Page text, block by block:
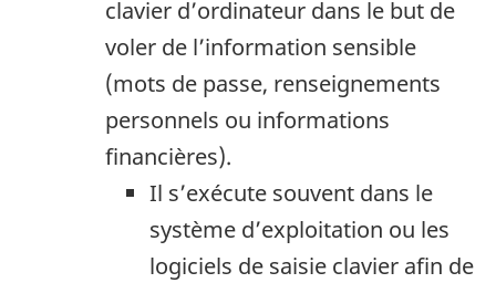
clavier d’ordinateur dans le but de
voler de l’information sensible
(mots de passe, renseignements
personnels ou informations
financières).
Il s’exécute souvent dans le
système d’exploitation ou les
logiciels de saisie clavier afin de